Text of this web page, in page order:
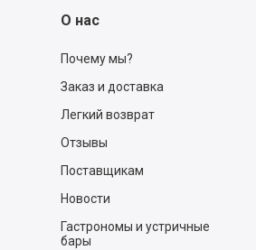
О нас
Почему мы?
Заказ и доставка
Легкий возврат
Отзывы
Поставщикам
Новости
Гастрономы и устричные
бары